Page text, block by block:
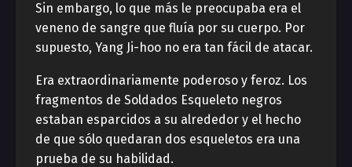
Sin embargo, lo que más le preocupaba era el
veneno de sangre que fluía por su cuerpo. Por
supuesto, Yang Ji-hoo no era tan fácil de atacar.
Era extraordinariamente poderoso y feroz. Los
fragmentos de Soldados Esqueleto negros
estaban esparcidos a su alrededor y el hecho
de que sólo quedaran dos esqueletos era una
prueba de su habilidad.